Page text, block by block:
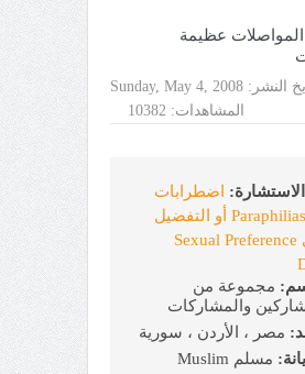
المواصلات عظيمة
النشر: Sunday, May 4, 2008
المشاهدات: 10382
اضطرابات
الخطل Paraphilias أو التفضيل
الجنسي Sexual Preference
مجموعة من
والمشاركات
مصر ، الأردن ، سورية
مسلم Muslim